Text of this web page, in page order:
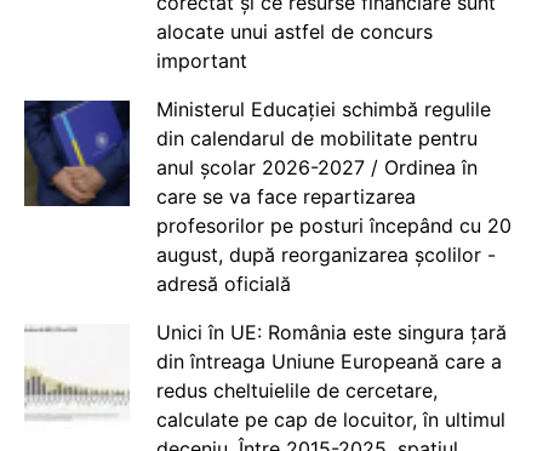
alocate unui astfel de concurs
important
Ministerul Educației schimbă regulile
din calendarul de mobilitate pentru
anul școlar 2026-2027 / Ordinea în
care se va face repartizarea
profesorilor pe posturi începând cu 20
august, după reorganizarea școlilor -
adresă oficială
Unici în UE: România este singura țară
din întreaga Uniune Europeană care a
redus cheltuielile de cercetare,
calculate pe cap de locuitor, în ultimul